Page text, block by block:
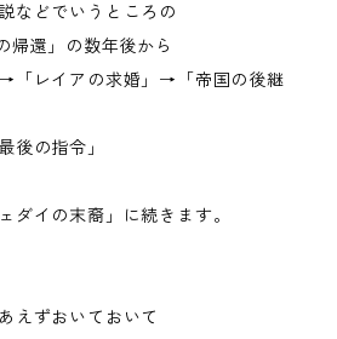
などでいうところの
帰還」の数年後から
「レイアの求婚」→「帝国の後継
の指令」
ダイの末裔」に続きます。
えずおいておいて